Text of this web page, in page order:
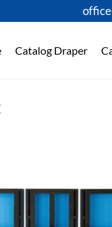
Catalog Draper